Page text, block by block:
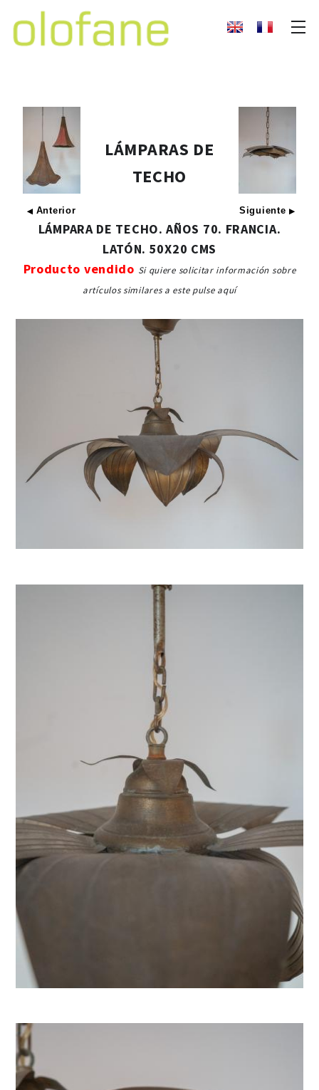
◀ Anterior
LÁMPARAS DE
TECHO
Siguiente▶
LÁMPARA DE TECHO. AÑOS 70. FRANCIA.
LATÓN. 50X20 CMS
Producto vendido Si quiere solicitar información sobre
artículos similares a este pulse aquí